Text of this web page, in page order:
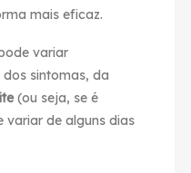
mais eficaz.
variar
sintomas, da
(ou seja, se é
variar de alguns dias